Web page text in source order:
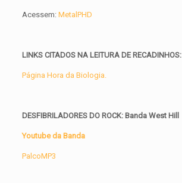
Acessem: MetalPHD
LINKS CITADOS NA LEITURA DE RECADINHOS:
Página Hora da Biologia.
DESFIBRILADORES DO ROCK: Banda West Hill
Youtube da Banda
PalcoMP3